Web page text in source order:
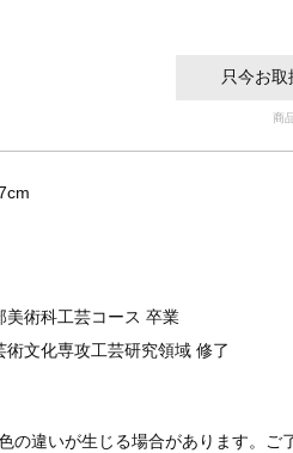
只今お
商
美術科工芸コース 卒業
文化専攻工芸研究領域 修了
の違いが生じる場合があります。ご